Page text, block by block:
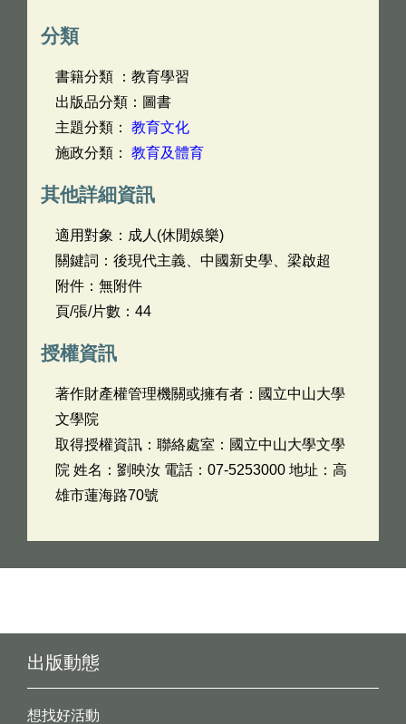
分類
書籍分類 ：教育學習
出版品分類：圖書
主題分類： 教育文化
施政分類： 教育及體育
其他詳細資訊
適用對象：成人(休閒娛樂)
關鍵詞：後現代主義、中國新史學、梁啟超
附件：無附件
頁/張/片數：44
授權資訊
著作財產權管理機關或擁有者：國立中山大學
文學院
取得授權資訊：聯絡處室：國立中山大學文學
院 姓名：劉映汝 電話：07-5253000 地址：高
雄市蓮海路70號
出版動態
想找好活動